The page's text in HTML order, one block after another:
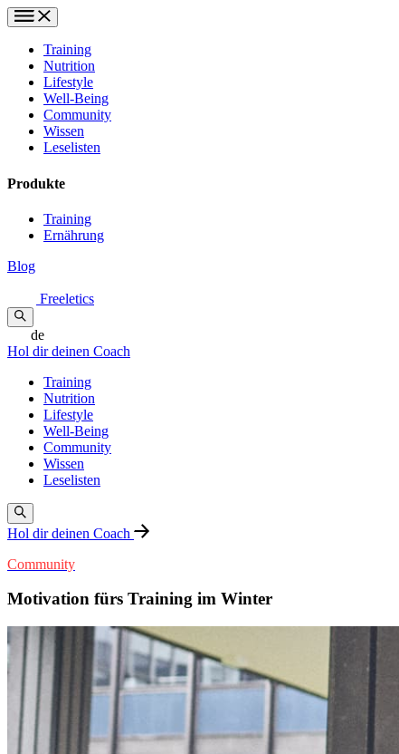
Training
Nutrition
Lifestyle
Well-Being
Community
Wissen
Leselisten
Produkte
Training
Ernährung
Blog
Freeletics
de
Hol dir deinen Coach
Training
Nutrition
Lifestyle
Well-Being
Community
Wissen
Leselisten
Hol dir deinen Coach
Community
Motivation fürs Training im Winter